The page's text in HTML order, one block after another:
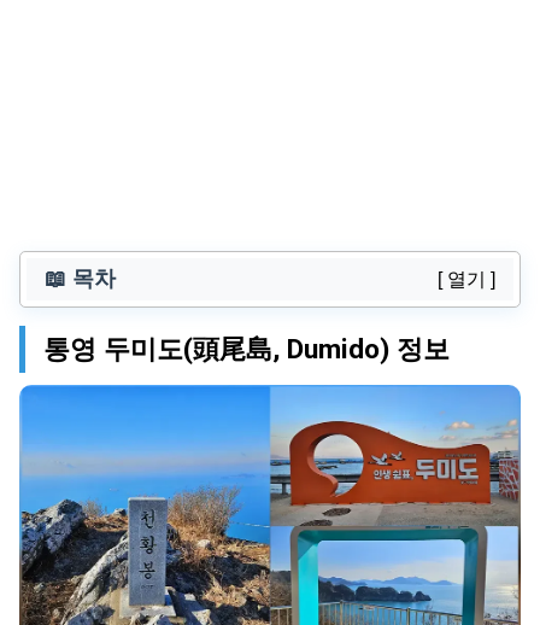
📖 목차 [ 열기 ]
통영 두미도(頭尾島, Dumido) 정보